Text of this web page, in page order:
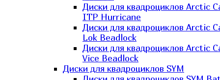
Диски для квадроциклов Arctic
ITP Hurricane
Диски для квадроциклов Arctic
Lok Beadlock
Диски для квадроциклов Arctic
Vice Beadlock
Диски для квадроциклов SYM